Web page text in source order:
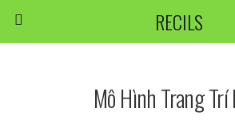
RECILS
Mô Hình Trang Trí